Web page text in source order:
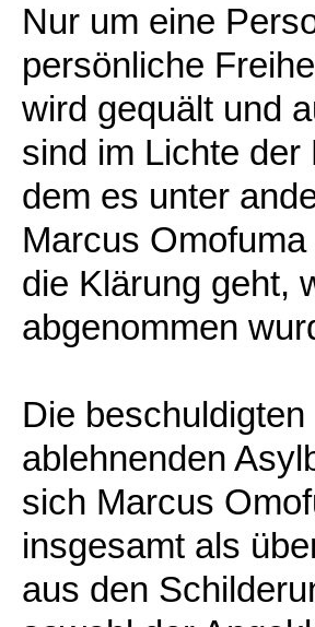
Nur um eine
persönliche
wird gequält und
sind im Lichte
dem es unter
Marcus
die Klärung geht,
abgenommen
Die
ablehnenden
sich Marcus
insgesamt als
aus den